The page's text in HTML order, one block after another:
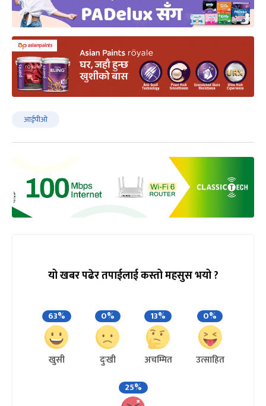
आईपीओ
यो खबर पढेर तपाईलाई कस्तो महसुस भयो ?
63%
खुसी
0%
दुःखी
13%
अचम्मित
0%
उत्साहित
25%